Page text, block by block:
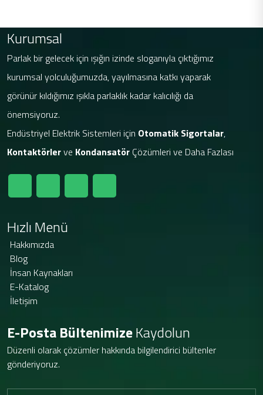
Kurumsal
Parlak bir gelecek için ışığın izinde sloganıyla çıktığımız
kurumsal yolculuğumuzda, yayılmasına katkı yaparak
görünür kıldığımız ışıkla parlaklık kadar kalıcılığı da
önemsiyoruz.
Endüstriyel Elektrik Sistemleri için Otomatik Sigortalar,
Kontaktörlerve Kondansatör Çözümleri ve Daha Fazlası
Hızlı Menü
Hakkımızda
Blog
İnsan Kaynakları
E-Katalog
İletişim
E-Posta BültenimizeKaydolun
Düzenli olarak çözümler hakkında bilgilendirici bültenler
gönderiyoruz.